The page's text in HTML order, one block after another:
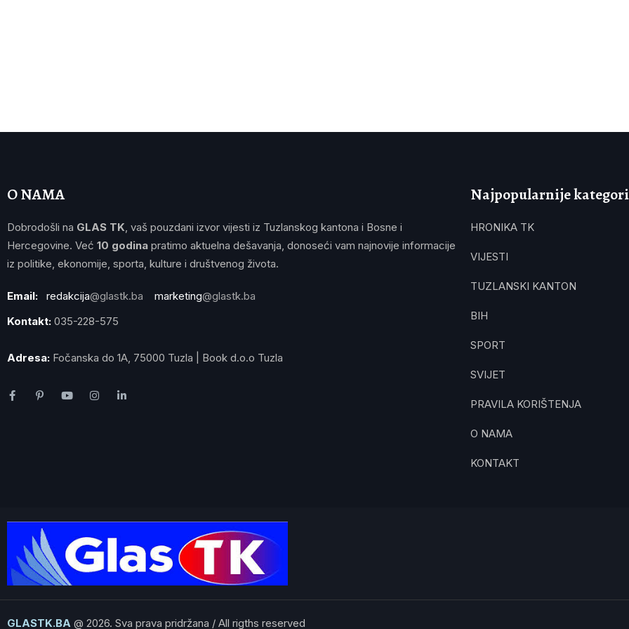
O NAMA
Dobrodošli na GLAS TK, vaš pouzdani izvor vijesti iz Tuzlanskog kantona i Bosne i
Hercegovine. Već 10 godina pratimo aktuelna dešavanja, donoseći vam najnovije informacije
iz politike, ekonomije, sporta, kulture i društvenog života.
Email: redakcija@glastk.ba marketing@glastk.ba
Kontakt: 035-228-575
Adresa: Fočanska do 1A, 75000 Tuzla | Book d.o.o Tuzla
Najpopularnije
HRONIKA TK
VIJESTI
TUZLANSKI KANTON
BIH
SPORT
SVIJET
PRAVILA KORIŠTENJA
O NAMA
KONTAKT
GLASTK.BA @ 2026. Sva prava pridržana / All rigths reserved